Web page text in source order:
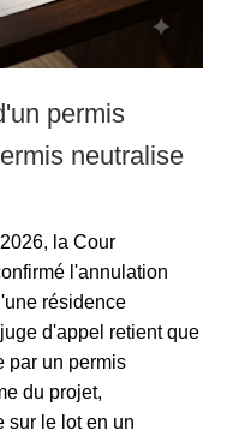
permis
neutralise
la Cour
l'annulation
résidence
d'appel retient que
par un permis
du projet,
sur le lot en un